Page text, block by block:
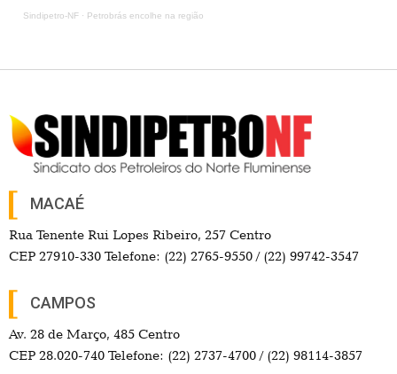
Sindipetro-NF · Petrobrás encolhe na região
MACAÉ
Rua Tenente Rui Lopes Ribeiro, 257 Centro
CEP 27910-330 Telefone: (22) 2765-9550 / (22) 99742-3547
CAMPOS
Av. 28 de Março, 485 Centro
CEP 28.020-740 Telefone: (22) 2737-4700 / (22) 98114-3857